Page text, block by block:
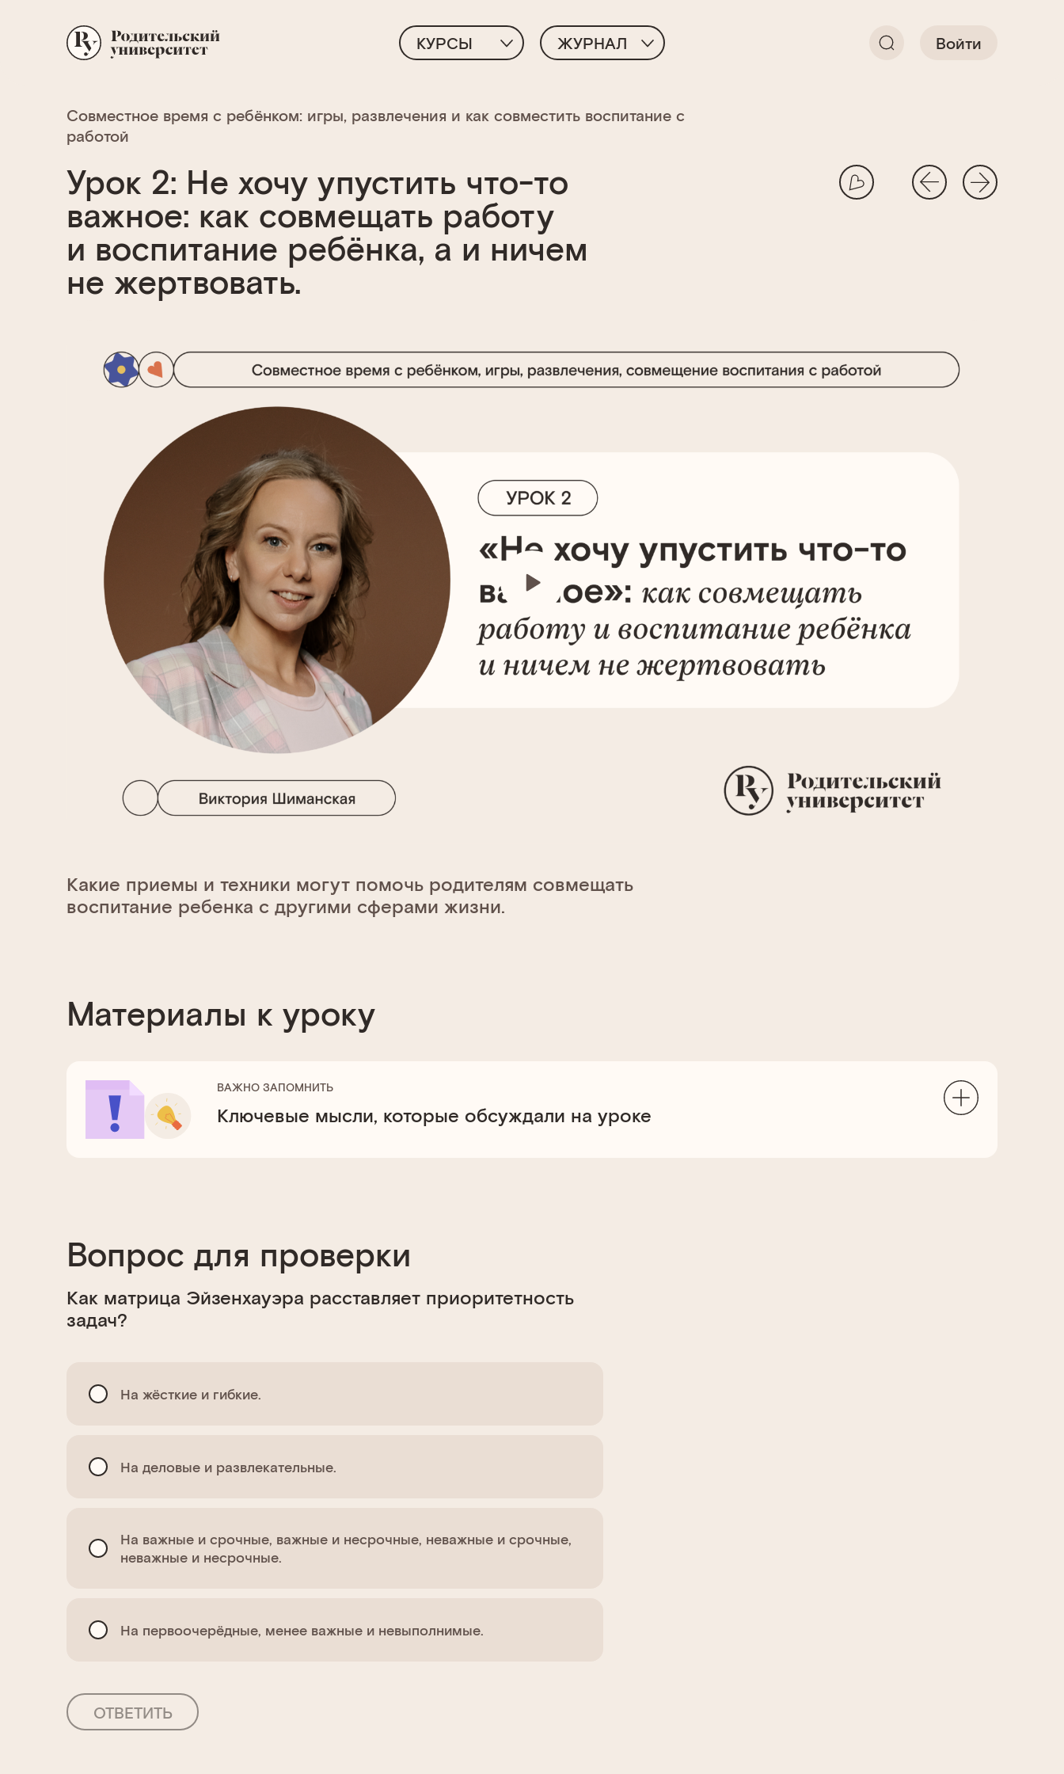
КУРСЫ ЖУРНАЛ Войти
Совместное время с ребёнком: игры, развлечения и как совместить воспитание с
работой
Урок 2: Не хочу упустить что-то
важное: как совмещать работу
и воспитание ребёнка, а и ничем
не жертвовать.
Какие приемы и техники могут помочь родителям совмещать
воспитание ребенка с другими сферами жизни.
Материалы к уроку
ВАЖНО ЗАПОМНИТЬ
Ключевые мысли, которые обсуждали на уроке
Вопрос для проверки
Как матрица Эйзенхауэра расставляет приоритетность
задач?
На жёсткие и гибкие.
На деловые и развлекательные.
На важные и срочные, важные и несрочные, неважные и срочные,
неважные и несрочные.
На первоочерёдные, менее важные и невыполнимые.
ОТВЕТИТЬ